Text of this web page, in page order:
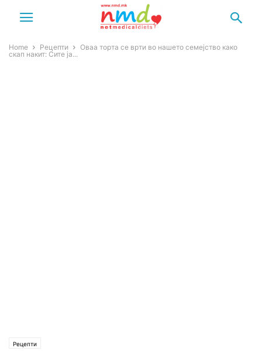
Home Рецепти
Оваа торта се врти во нашето семејство како
скап накит: Сите ја...
Рецепти